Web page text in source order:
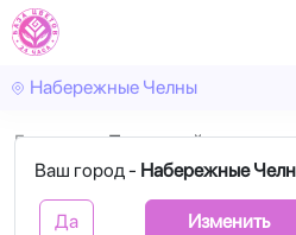
Набережные Челны
Ваш город - Набережные
Да Изменить
Главная Последний звонок
Букеты на